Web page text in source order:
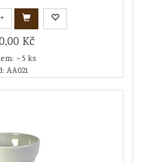
+
Kč
> 5 ks
AA021